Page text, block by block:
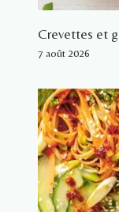
Crevettes et
7 août 2026